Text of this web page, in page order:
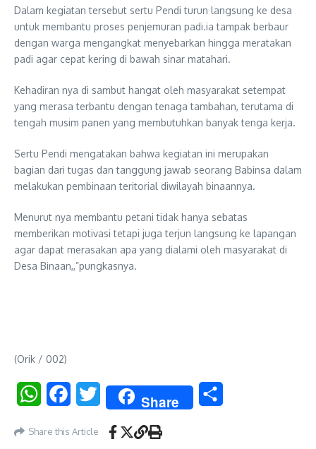
Dalam kegiatan tersebut sertu Pendi turun langsung ke desa
untuk membantu proses penjemuran padi.ia tampak berbaur
dengan warga mengangkat menyebarkan hingga meratakan
padi agar cepat kering di bawah sinar matahari.
Kehadiran nya di sambut hangat oleh masyarakat setempat
yang merasa terbantu dengan tenaga tambahan, terutama di
tengah musim panen yang membutuhkan banyak tenga kerja.
Sertu Pendi mengatakan bahwa kegiatan ini merupakan
bagian dari tugas dan tanggung jawab seorang Babinsa dalam
melakukan pembinaan teritorial diwilayah binaannya.
Menurut nya membantu petani tidak hanya sebatas
memberikan motivasi tetapi juga terjun langsung ke lapangan
agar dapat merasakan apa yang dialami oleh masyarakat di
Desa Binaan,,”pungkasnya.
(Orik / 002)
WhatsAppFacebookTwitter Share
Share this Article